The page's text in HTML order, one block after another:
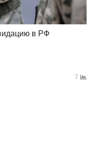
в РФ
7